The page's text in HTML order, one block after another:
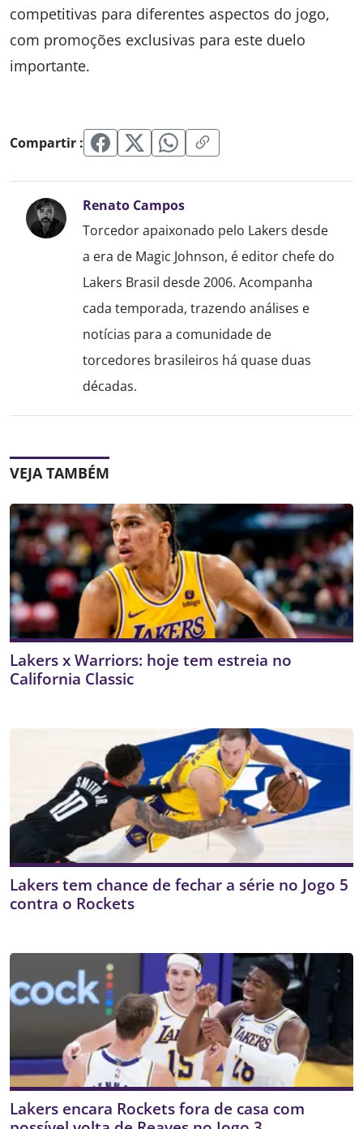
competitivas para diferentes aspectos do jogo,
com promoções exclusivas para este duelo
importante.
Compartir :
Renato Campos
Torcedor apaixonado pelo Lakers desde
a era de Magic Johnson, é editor chefe do
Lakers Brasil desde 2006. Acompanha
cada temporada, trazendo análises e
notícias para a comunidade de
torcedores brasileiros há quase duas
décadas.
VEJA TAMBÉM
Lakers x Warriors: hoje tem estreia no
California Classic
Lakers tem chance de fechar a série no Jogo 5
contra o Rockets
Lakers encara Rockets fora de casa com